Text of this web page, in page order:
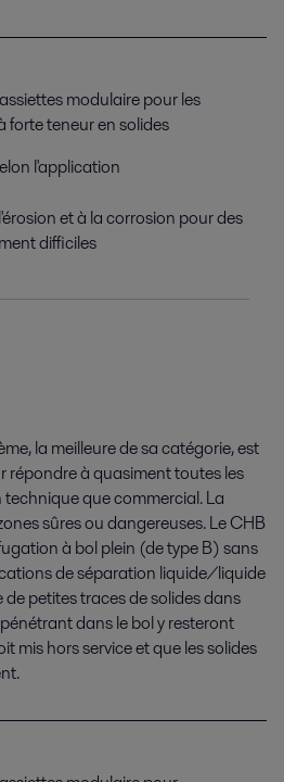
modulaire pour les
forte teneur en solides
l'application
et à la corrosion pour des
difficiles
la meilleure de sa catégorie, est
répondre à quasiment toutes les
que commercial. La
sûres ou dangereuses. Le CHB
à bol plein (de type B) sans
de séparation liquide/liquide
de petites traces de solides dans
dans le bol y resteront
mis hors service et que les solides